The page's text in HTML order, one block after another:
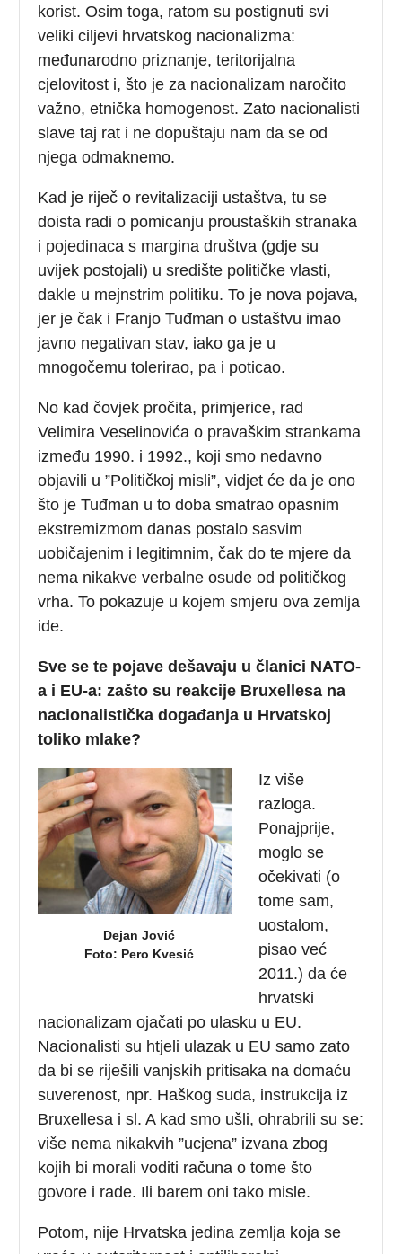
korist. Osim toga, ratom su postignuti svi
veliki ciljevi hrvatskog nacionalizma:
međunarodno priznanje, teritorijalna
cjelovitost i, što je za nacionalizam naročito
važno, etnička homogenost. Zato nacionalisti
slave taj rat i ne dopuštaju nam da se od
njega odmaknemo.
Kad je riječ o revitalizaciji ustaštva, tu se
doista radi o pomicanju proustaških stranaka
i pojedinaca s margina društva (gdje su
uvijek postojali) u središte političke vlasti,
dakle u mejnstrim politiku. To je nova pojava,
jer je čak i Franjo Tuđman o ustaštvu imao
javno negativan stav, iako ga je u
mnogočemu tolerirao, pa i poticao.
No kad čovjek pročita, primjerice, rad
Velimira Veselinovića o pravaškim strankama
između 1990. i 1992., koji smo nedavno
objavili u ”Političkoj misli”, vidjet će da je ono
što je Tuđman u to doba smatrao opasnim
ekstremizmom danas postalo sasvim
uobičajenim i legitimnim, čak do te mjere da
nema nikakve verbalne osude od političkog
vrha. To pokazuje u kojem smjeru ova zemlja
ide.
Sve se te pojave dešavaju u članici NATO-
a i EU-a: zašto su reakcije Bruxellesa na
nacionalistička događanja u Hrvatskoj
toliko mlake?
Dejan Jović
Foto: Pero Kvesić
Iz više
razloga.
Ponajprije,
moglo se
očekivati (o
tome sam,
uostalom,
pisao već
2011.) da će
hrvatski
nacionalizam ojačati po ulasku u EU.
Nacionalisti su htjeli ulazak u EU samo zato
da bi se riješili vanjskih pritisaka na domaću
suverenost, npr. Haškog suda, instrukcija iz
Bruxellesa i sl. A kad smo ušli, ohrabrili su se:
više nema nikakvih ”ucjena” izvana zbog
kojih bi morali voditi računa o tome što
govore i rade. Ili barem oni tako misle.
Potom, nije Hrvatska jedina zemlja koja se